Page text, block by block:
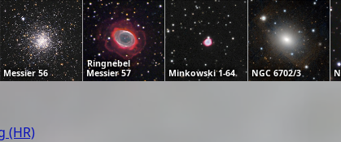
Messier 56
Ringnebel
Messier 57
Minkowski 1-64 NGC 6702/3
(HR)